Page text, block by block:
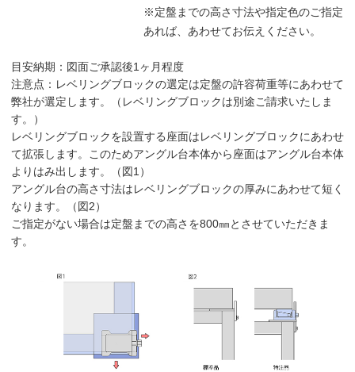
※定盤までの高さ寸法や指定色のご指定
あれば、あわせてお伝えください。
目安納期：図面ご承認後1ヶ月程度
注意点：レベリングブロックの選定は定盤の許容荷重等にあわせて
弊社が選定します。（レベリングブロックは別途ご請求いたしま
す。）
レベリングブロックを設置する座面はレベリングブロックにあわせ
て拡張します。このためアングル台本体から座面はアングル台本体
よりはみ出します。（図1）
アングル台の高さ寸法はレベリングブロックの厚みにあわせて短く
なります。（図2）
ご指定がない場合は定盤までの高さを800㎜とさせていただきま
す。